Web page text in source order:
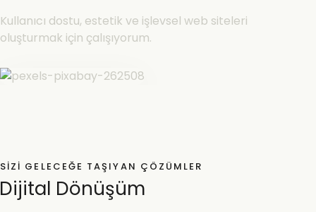
Kullanıcı dostu, estetik ve işlevsel web siteleri
oluşturmak için çalışıyorum.
SIZI GELECEĞE TAŞIYAN ÇÖZÜMLER
Dijital Dönüşüm